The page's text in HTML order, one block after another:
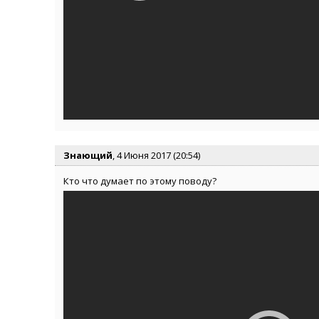
Знающий, 4 Июня 2017 (20:54)
Кто что думает по этому поводу?